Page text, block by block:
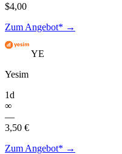
$4,00
Zum Angebot* →
YE
Yesim
1d
∞
—
3,50 €
Zum Angebot* →